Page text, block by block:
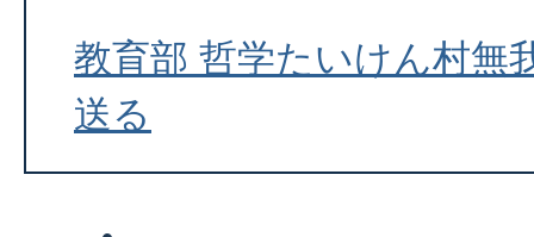
教育部 哲学たいけん村無
送る